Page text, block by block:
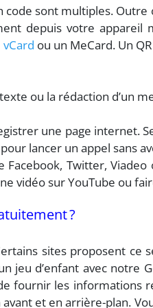
code sont multiples.
depuis votre appareil
vCard ou un MeCard. Un
ou la rédaction d’un
une page internet.
lancer un appel sans
Twitter,
vidéo sur YouTube ou
?
sites proposent ce
jeu d’enfant avec
fournir les informations
et en arrière-plan.